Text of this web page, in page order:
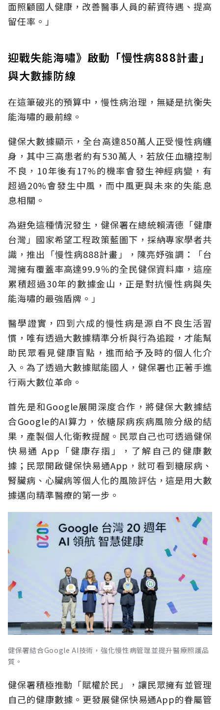
面照顧國人健康，改善醫事人員的薪資待遇、提高
留任率。」
迎戰失能海嘯》啟動「慢性病888計畫」
與大數據防線
在這筆破兆的預算中，慢性病治理，無疑是抗衡失
能海嘯的最前線。
健保大數據顯示，全台高達850萬人正受慢性病纏
身，其中三高患者約有530萬人，若放任血糖控制
不良，10年後有17%的機率會發生神經病變，有
超過20%會發生中風，而中風更與未來的失能息
息相關。
為避免這種情況發生，健保署在總統賴清德「健康
台灣」國家希望工程政策藍圖下，採納專家學者共
識，推出「慢性病888計畫」，陳亮妤強調：「台
灣擁有覆蓋率高達99.9％的全民健保資料庫，這座
累積超過30年的數據金山，正是對抗慢性病與失
能海嘯的最強盾牌。」
醫學證實，四到六成的慢性病是源自不良生活習
慣，唯有透過大數據精準分析與行為追蹤，才能幫
助民眾看見健康盲點，進而給予及時的個人化介
入。為了透過大數據賦能國人，健保署也正著手進
行兩大數位革命。
首先是和Google展開深度合作，將健保大數據結
合Google的AI算力，依糖尿病疾病風險分級的結
果，產製個人化衛教提醒。民眾自己也可透過健保
快易通 App「健康存摺」，了解自己的健康數
據；民眾開啟健保快易通App，就可看到糖尿病、
腎臟病、心臟病等個人化的風險評估，這是用大數
據邁向精準醫療的第一步。
健保署結合Google AI技術，強化慢性病管理並提升醫療照護品
質。
健保署積極推動「賦權於民」，讓民眾擁有並管理
自己的健康數據。更發展健保快易通App的眷屬管